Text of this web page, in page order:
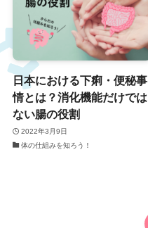
日本における下痢・便秘事
情とは？消化機能だけでは
ない腸の役割
2022年3月9日
体の仕組みを知ろう！